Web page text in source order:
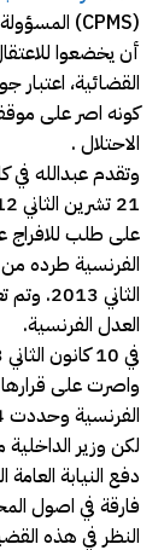
(CPMS) ال
أن يخضعوا
القضائية، اعتبار
كونه اصر على
الاحتلال .
21 تشرين الثاني 2012
على طلب للافراج
الثاني
العدل الفرنسية.
في 10 كانون الثاني 2013 قررت
واصرت على قرارها
لكن وزير
دفع النيابة
فارقة في اصول